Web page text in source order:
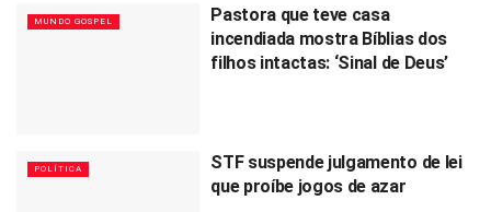
MUNDO GOSPEL
Pastora que teve casa
incendiada mostra Bíblias dos
filhos intactas: ‘Sinal de Deus’
POLÍTICA
STF suspende julgamento de lei
que proíbe jogos de azar